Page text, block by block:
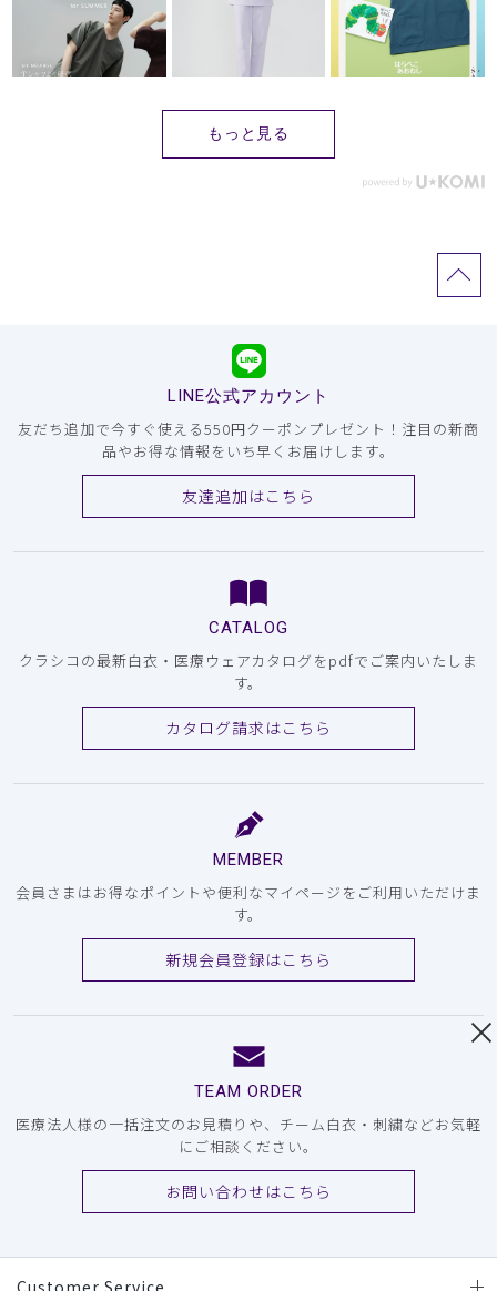
もっと見る
LINE公式アカウント
友だち追加で今すぐ使える550円クーポンプレゼント！注目の新商
品やお得な情報をいち早くお届けします。
友達追加はこちら
CATALOG
クラシコの最新白衣・医療ウェアカタログをpdfでご案内いたしま
す。
カタログ請求はこちら
MEMBER
会員さまはお得なポイントや便利なマイページをご利用いただけま
す。
新規会員登録はこちら
TEAM ORDER
医療法人様の一括注文のお見積りや、チーム白衣・刺繍などお気軽
にご相談ください。
お問い合わせはこちら
Customer Service